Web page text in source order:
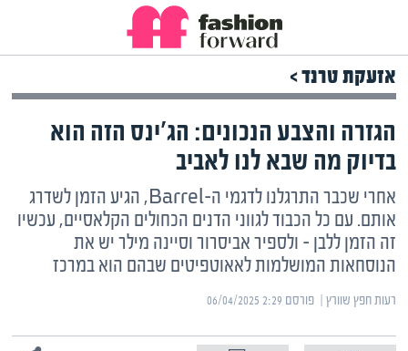
אזעקת טרנד >
הגזרה והצבע הנכונים: הג'ינס הזה הוא
בדיוק מה שבא לנו לאביב
אחרי שכבר התרגלנו לדגמי ה-Barrel, הגיע הזמן לשדרג
אותם. עם כל הכבוד לגווני הדנים הכחולים הקלאסיים, עכשיו
זה הזמן ללבן – ולספיר אביסרור וסיינה מילר יש את
הנוסחאות המושלמות לאאוטפיטים שבהם הוא במרכז
רעות חפץ שוורץ | ‏פורסם ‎06/04/2025 2:29